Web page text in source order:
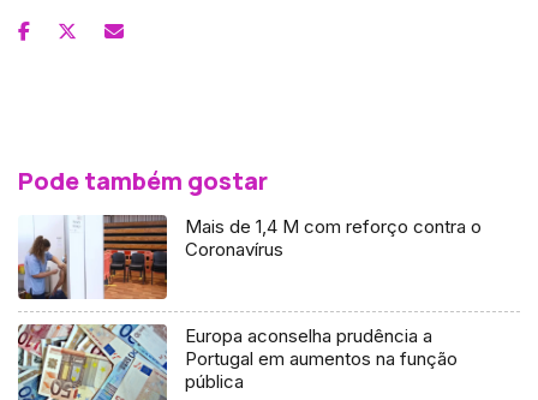
Pode também gostar
Mais de 1,4 M com reforço contra o
Coronavírus
Europa aconselha prudência a
Portugal em aumentos na função
pública